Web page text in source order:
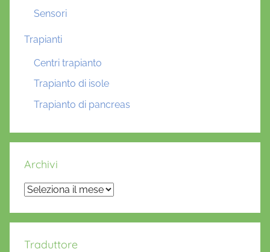
Sensori
Trapianti
Centri trapianto
Trapianto di isole
Trapianto di pancreas
Archivi
Archivi
Traduttore